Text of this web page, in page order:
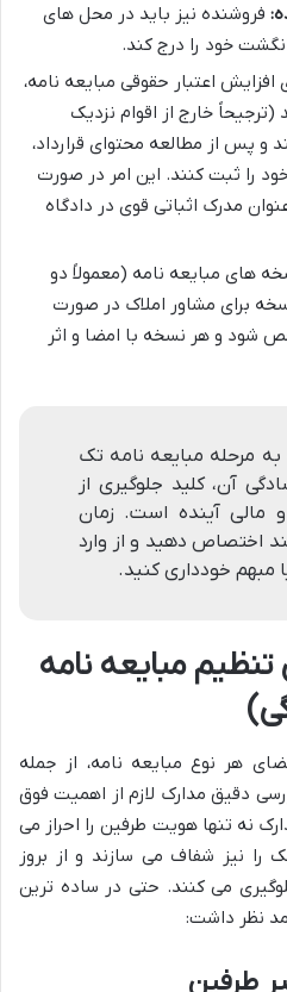
فروشنده نیز باید در محل های
خود را درج کند.
افزایش اعتبار حقوقی مبایعه نامه،
خارج از اقوام نزدیک
و پس از مطالعه محتوای قرارداد،
را ثبت کنند. این امر در صورت
مدرک اثباتی قوی در دادگاه
های مبایعه نامه (معمولاً دو
برای مشاور املاک در صورت
شود و هر نسخه با امضا و اثر
مرحله مبایعه نامه تک
آن، کلید جلوگیری از
آینده است. زمان
اختصاص دهید و از وارد
مبهم خودداری کنید.
مبایعه نامه
هر نوع مبایعه نامه، از جمله
دقیق مدارک لازم از اهمیت فوق
نه تنها هویت طرفین را احراز می
نیز شفاف می سازند و از بروز
می کنند. حتی در ساده ترین
مد نظر داشت: